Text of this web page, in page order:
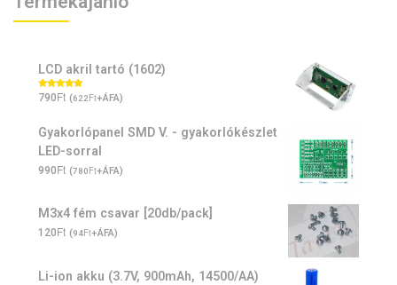
LCD akril tartó (1602)
Értékelés:
5.00/ 5
790Ft (622Ft+ÁFA)
Gyakorlópanel SMD V. - gyakorlókészlet
LED-sorral
990Ft (780Ft+ÁFA)
M3x4 fém csavar [20db/pack]
120Ft (94Ft+ÁFA)
Li-ion akku (3.7V, 900mAh, 14500/AA)